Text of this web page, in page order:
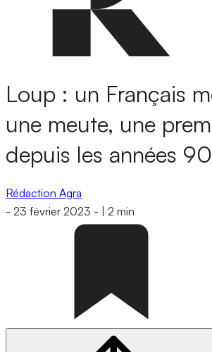
Loup : un Français
une meute, une
depuis les années 90
Rédaction Agra
- 23 février 2023 - 2 min